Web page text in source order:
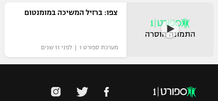
צפו: ברזיל המשיכה במומנטום
מערכת ספורט 1 | לפני 11 שנים